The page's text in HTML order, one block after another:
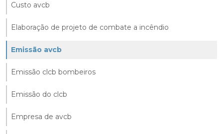
Custo avcb
Elaboração de projeto de combate a incêndio
Emissão avcb
Emissão clcb bombeiros
Emissão do clcb
Empresa de avcb